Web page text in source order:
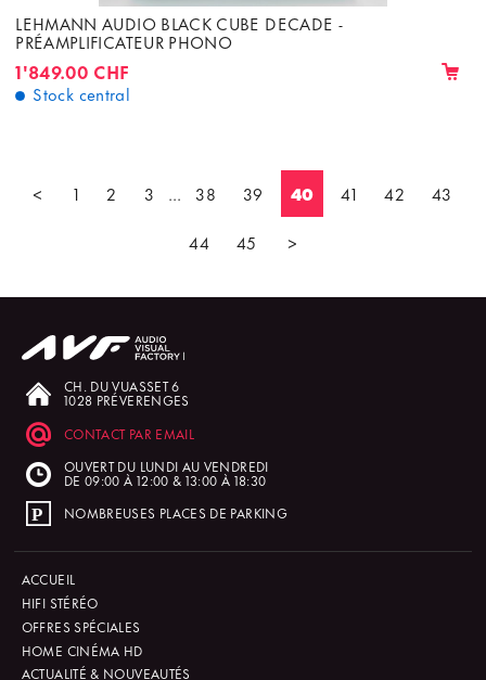
LEHMANN AUDIO BLACK CUBE DECADE -
PRÉAMPLIFICATEUR PHONO
1'849.00 CHF
Stock central
< 1 2 3 ... 38 39 40 41 42
43
44
45 >
CH. DU VUASSET 6
1028 PRÉVERENGES
CONTACT PAR EMAIL
OUVERT DU LUNDI AU VENDREDI
DE 09:00 À 12:00 & 13:00 À 18:30
NOMBREUSES PLACES DE PARKING
ACCUEIL
HIFI STÉRÉO
OFFRES SPÉCIALES
HOME CINÉMA HD
ACTUALITÉ & NOUVEAUTÉS